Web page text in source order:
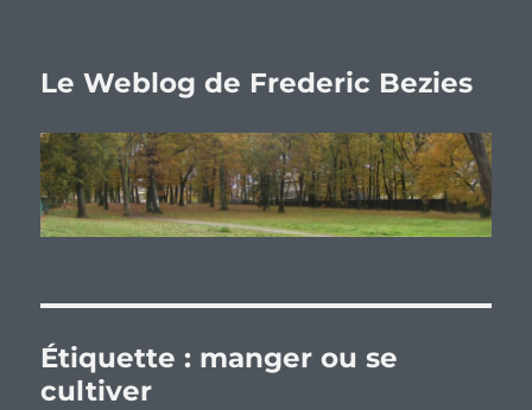
Le Weblog de Frederic Bezies
Étiquette : manger ou se
cultiver